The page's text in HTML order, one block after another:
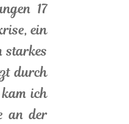
17
ein
starkes
durch
ich
an der